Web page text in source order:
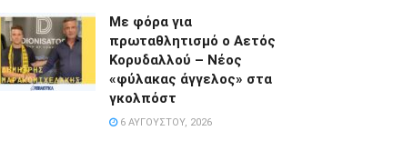
Με φόρα για
πρωταθλητισμό ο Αετός
Κορυδαλλού – Νέος
«φύλακας άγγελος» στα
γκολπόστ
6 ΑΥΓΟΎΣΤΟΥ, 2026